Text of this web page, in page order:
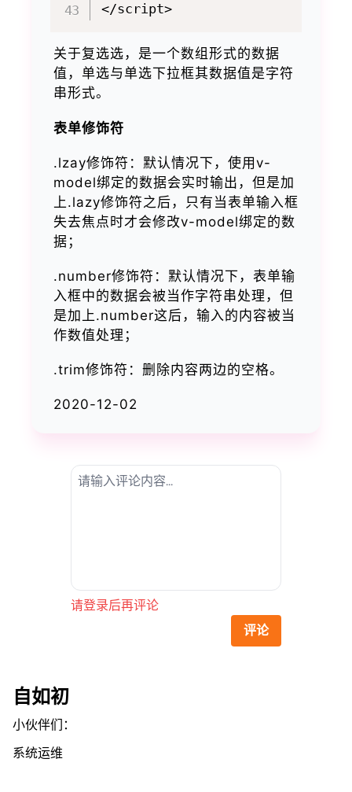
</script>
关于复选选，是一个数组形式的数据
值，单选与单选下拉框其数据值是字符
串形式。
表单修饰符
.lzay修饰符：默认情况下，使用v-
model绑定的数据会实时输出，但是加
上.lazy修饰符之后，只有当表单输入框
失去焦点时才会修改v-model绑定的数
据；
.number修饰符：默认情况下，表单输
入框中的数据会被当作字符串处理，但
是加上.number这后，输入的内容被当
作数值处理；
.trim修饰符：删除内容两边的空格。
2020-12-02
请登录后再评论
评论
自如初
小伙伴们：
系统运维